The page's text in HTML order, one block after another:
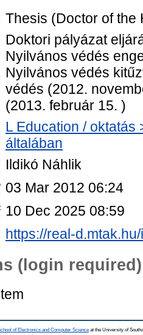
Thesis (Doctor of the
Doktori pályázat
Nyilvános védés
Nyilvános védés
védés (2012.
(2013. február 15. )
L Education / oktatás
általában
Ildikó Náhlik
03 Mar 2012 06:24
10 Dec 2025 08:59
https://real-
(login required)
of Electronics and Computer Science at the University of